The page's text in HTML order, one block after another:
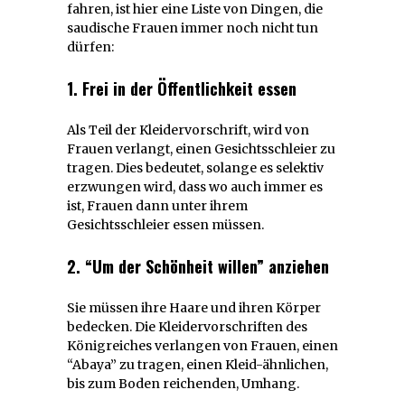
fahren, ist hier eine Liste von Dingen, die
saudische Frauen immer noch nicht tun
dürfen:
1. Frei in der Öffentlichkeit essen
Als Teil der Kleidervorschrift, wird von
Frauen verlangt, einen Gesichtsschleier zu
tragen. Dies bedeutet, solange es selektiv
erzwungen wird, dass wo auch immer es
ist, Frauen dann unter ihrem
Gesichtsschleier essen müssen.
2. “Um der Schönheit willen” anziehen
Sie müssen ihre Haare und ihren Körper
bedecken. Die Kleidervorschriften des
Königreiches verlangen von Frauen, einen
“Abaya” zu tragen, einen Kleid-ähnlichen,
bis zum Boden reichenden, Umhang.